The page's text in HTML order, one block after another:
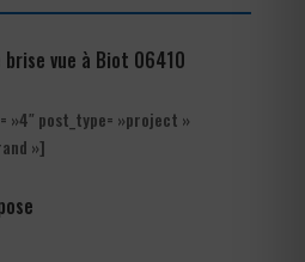
brise vue à Biot 06410
»4″ post_type= »project »
»]